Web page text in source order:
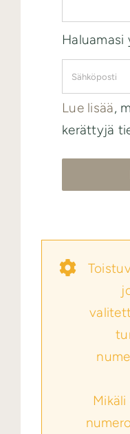
Lue lisää,
kerättyjä